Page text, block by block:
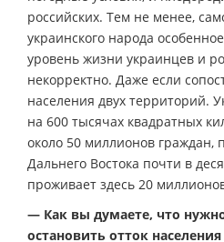
российских. Тем не менее,
украинского народа
уровень жизни украинцев и
некорректно. Даже если
населения двух территорий.
на 600 тысячах квадратных
около 50 миллионов граждан,
Дальнего Востока почти в
проживает здесь 20
— Как вы думаете, что
остановить отток